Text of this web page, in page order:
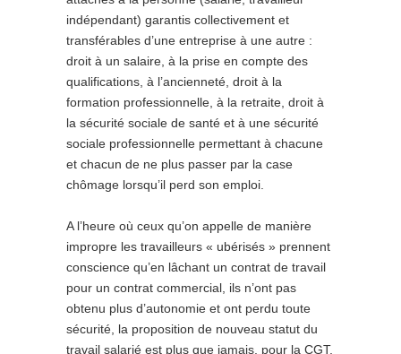
indépendant) garantis collectivement et
transférables d’une entreprise à une autre :
droit à un salaire, à la prise en compte des
qualifications, à l’ancienneté, droit à la
formation professionnelle, à la retraite, droit à
la sécurité sociale de santé et à une sécurité
sociale professionnelle permettant à chacune
et chacun de ne plus passer par la case
chômage lorsqu’il perd son emploi.
A l’heure où ceux qu’on appelle de manière
impropre les travailleurs « ubérisés » prennent
conscience qu’en lâchant un contrat de travail
pour un contrat commercial, ils n’ont pas
obtenu plus d’autonomie et ont perdu toute
sécurité, la proposition de nouveau statut du
travail salarié est plus que jamais, pour la CGT,